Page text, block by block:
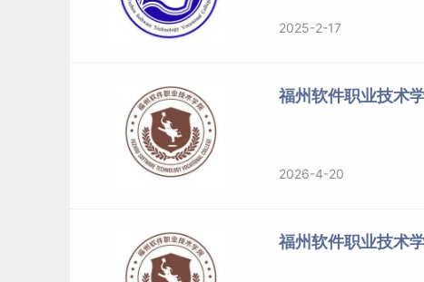
按语文、数学、外语、思想政治、信息技术、通用
体类考生再按语文、数学科目成绩从高分到低分顺
2．实施高考综合改革
（1）福建省
类考生：常规志愿和征求志愿均按考生艺术类
2025-2-17
福州软件职业技术
2026-4-20
福州软件职业技术